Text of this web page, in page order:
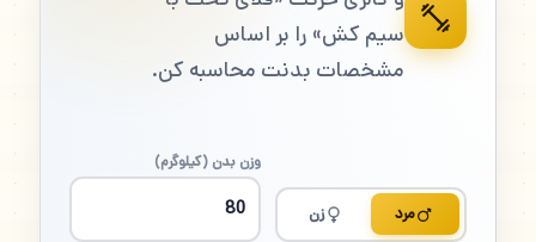
سیم کش» را بر اساس
مشخصات بدنت محاسبه کن.
مرد زن
وزن بدن (کیلوگرم)